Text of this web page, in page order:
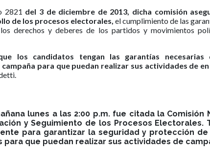
2821 del 3 de diciembre de 2013, dicha comisión
de los procesos electorales, el cumplimiento de las
derechos y deberes de los partidos y movimientos
los candidatos tengan las garantías
para que puedan realizar sus actividades de
lunes a las 2:00 p.m. fue citada la Comisión
y Seguimiento de los Procesos Electorales.
para garantizar la seguridad y protección
para que puedan realizar sus actividades de